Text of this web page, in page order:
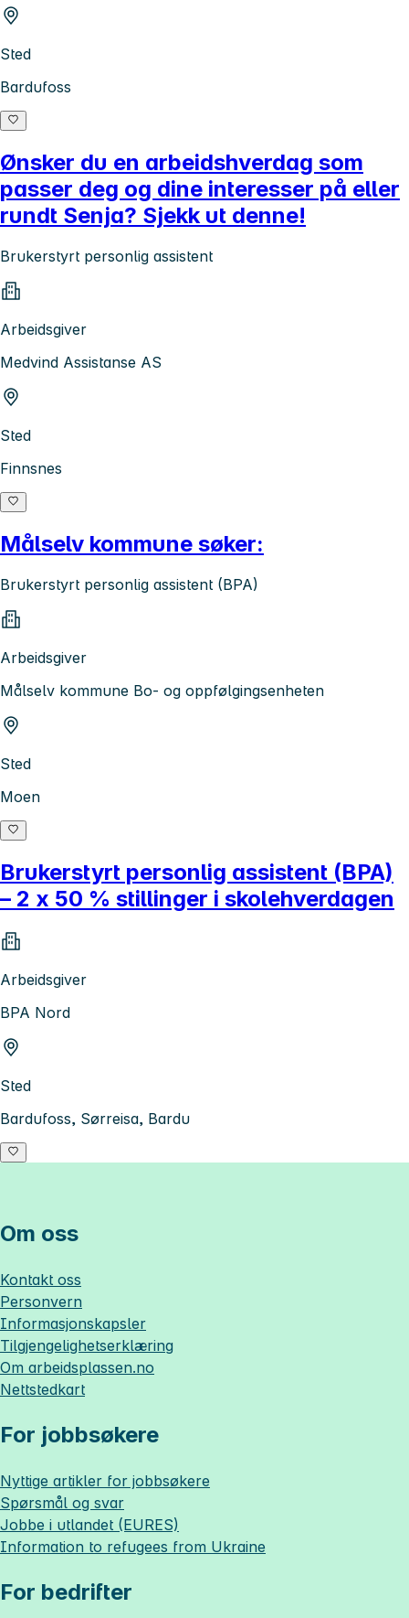
Sted
Bardufoss
Ønsker du en arbeidshverdag som
passer deg og dine interesser på eller
rundt Senja? Sjekk ut denne!
Brukerstyrt personlig assistent
Arbeidsgiver
Medvind Assistanse AS
Sted
Finnsnes
Målselv kommune søker:
Brukerstyrt personlig assistent (BPA)
Arbeidsgiver
Målselv kommune Bo- og oppfølgingsenheten
Sted
Moen
Brukerstyrt personlig assistent (BPA)
– 2 x 50 % stillinger i skolehverdagen
Arbeidsgiver
BPA Nord
Sted
Bardufoss, Sørreisa, Bardu
Om oss
Kontakt oss
Personvern
Informasjonskapsler
Tilgjengelighetserklæring
Om arbeidsplassen.no
Nettstedkart
For jobbsøkere
Nyttige artikler for jobbsøkere
Spørsmål og svar
Jobbe i utlandet (EURES)
Information to refugees from Ukraine
For bedrifter